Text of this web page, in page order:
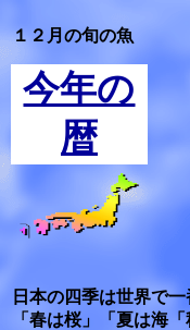
１２月の旬の魚
今年の
暦
日本の四季は世界で
「春は桜」「夏は海